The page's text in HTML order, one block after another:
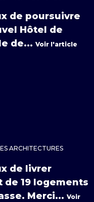
de poursuivre
Hôtel de
de... Voir l'article
ARCHITECTURES
de livrer
de 19 logements
Merci... Voir